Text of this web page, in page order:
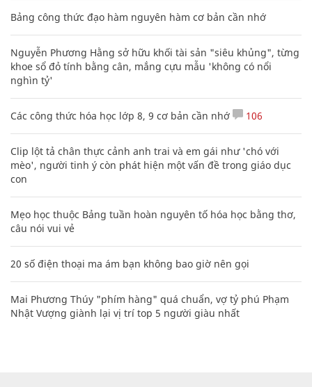
Bảng công thức đạo hàm nguyên hàm cơ bản cần nhớ
Nguyễn Phương Hằng sở hữu khối tài sản "siêu khủng", từng
khoe sổ đỏ tính bằng cân, mắng cựu mẫu 'không có nổi
nghìn tỷ'
Các công thức hóa học lớp 8, 9 cơ bản cần nhớ 106
Clip lột tả chân thực cảnh anh trai và em gái như 'chó với
mèo', người tinh ý còn phát hiện một vấn đề trong giáo dục
con
Mẹo học thuộc Bảng tuần hoàn nguyên tố hóa học bằng thơ,
câu nói vui vẻ
20 số điện thoại ma ám bạn không bao giờ nên gọi
Mai Phương Thúy "phím hàng" quá chuẩn, vợ tỷ phú Phạm
Nhật Vượng giành lại vị trí top 5 người giàu nhất